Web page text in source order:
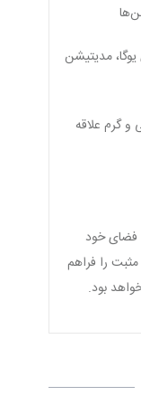
مدیتیشن
و گرم علاقه
فضای خود
را فراهم
بود.